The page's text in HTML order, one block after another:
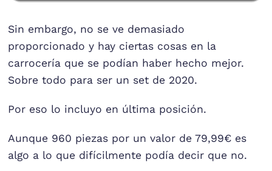
Sin embargo, no se ve demasiado
proporcionado y hay ciertas cosas en la
carrocería que se podían haber hecho mejor.
Sobre todo para ser un set de 2020.
Por eso lo incluyo en última posición.
Aunque 960 piezas por un valor de 79,99€ es
algo a lo que difícilmente podía decir que no.